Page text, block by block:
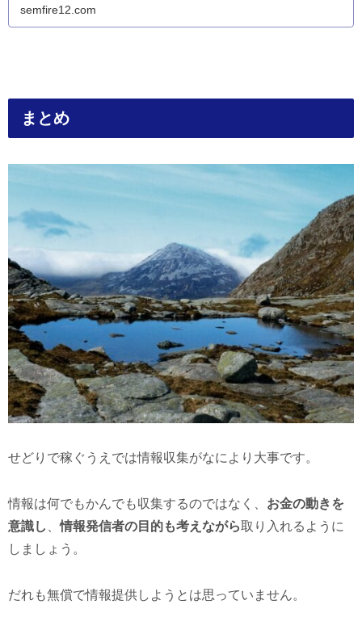
semfire12.com
まとめ
せどりで稼ぐうえでは情報収集がなにより大事です。
情報は何でもかんでも収集するのではなく、 お金の動きを
意識し
、情報発信者の目的も考えながら取り入れるように
しましょう。
だれも無償で情報提供しようとは思っていません。